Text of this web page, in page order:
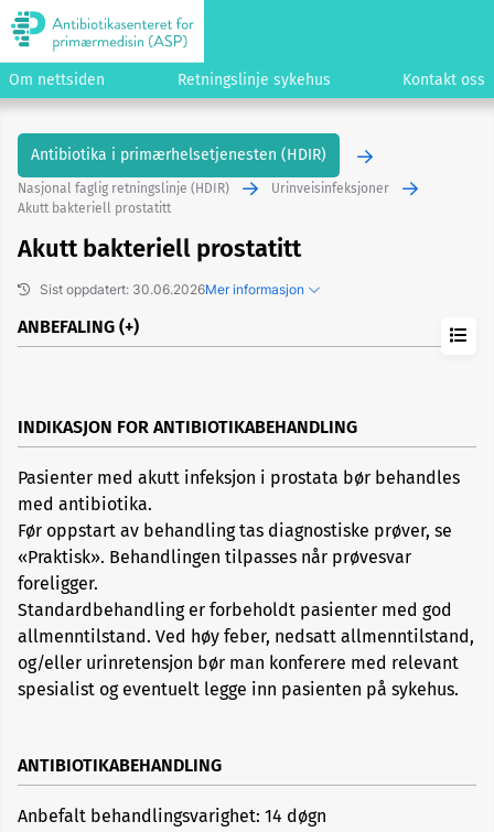
Om nettsiden Retningslinje sykehus Kontakt oss
Antibiotika i primærhelsetjenesten (HDIR)
Nasjonal faglig retningslinje (HDIR)
Urinveisinfeksjoner
Akutt bakteriell prostatitt
Akutt bakteriell prostatitt
Sist oppdatert: 30.06.2026Mer informasjon
ANBEFALING
INDIKASJON FOR ANTIBIOTIKABEHANDLING
Pasienter med akutt infeksjon i prostata bør behandles
med antibiotika.
Før oppstart av behandling tas diagnostiske prøver, se
«Praktisk». Behandlingen tilpasses når prøvesvar
foreligger.
Standardbehandling er forbeholdt pasienter med god
allmenntilstand. Ved høy feber, nedsatt allmenntilstand,
og/eller urinretensjon bør man konferere med relevant
spesialist og eventuelt legge inn pasienten på sykehus.
ANTIBIOTIKABEHANDLING
Anbefalt behandlingsvarighet: 14 døgn